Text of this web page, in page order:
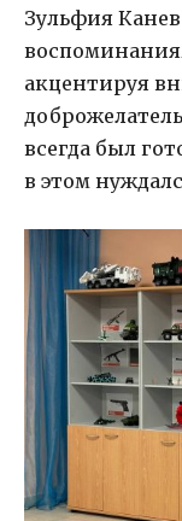
Зульфия
акцентируя
всегда был
в этом